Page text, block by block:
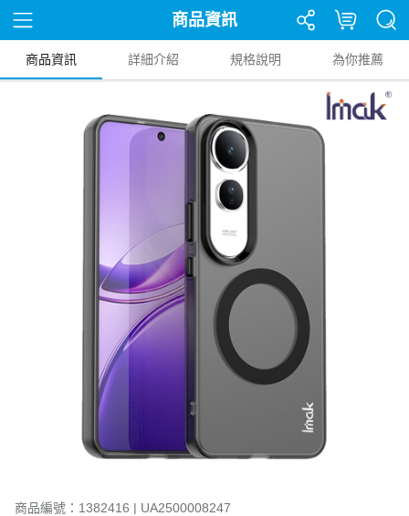
商品資訊
商品資訊 詳細介紹 規格說明 為你推薦
商品編號：1382416 | UA2500008247